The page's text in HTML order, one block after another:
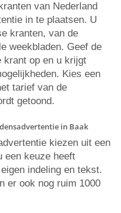
van Nederland
in te plaatsen. U
kranten, van de
weekbladen. Geef de
krant op en u krijgt
Kies een
tarief van de
getoond.
in Baak
kiezen uit een
een keuze heeft
indeling en tekst.
er ook nog ruim 1000